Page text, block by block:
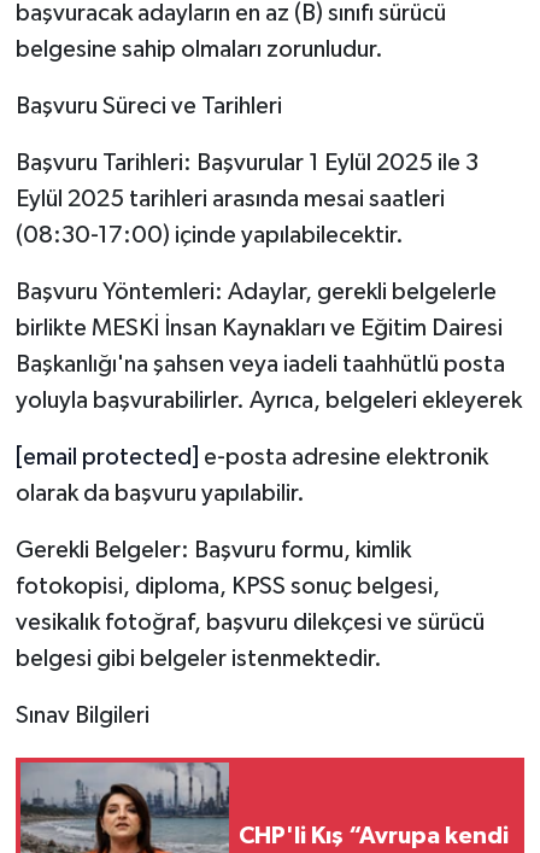
başvuracak adayların en az (B) sınıfı sürücü
belgesine sahip olmaları zorunludur.
Başvuru Süreci ve Tarihleri
Başvuru Tarihleri: Başvurular 1 Eylül 2025 ile 3
Eylül 2025 tarihleri arasında mesai saatleri
(08:30-17:00) içinde yapılabilecektir.
Başvuru Yöntemleri: Adaylar, gerekli belgelerle
birlikte MESKİ İnsan Kaynakları ve Eğitim Dairesi
Başkanlığı'na şahsen veya iadeli taahhütlü posta
yoluyla başvurabilirler. Ayrıca, belgeleri ekleyerek
[email protected]
e-posta adresine elektronik
olarak da başvuru yapılabilir.
Gerekli Belgeler: Başvuru formu, kimlik
fotokopisi, diploma, KPSS sonuç belgesi,
vesikalık fotoğraf, başvuru dilekçesi ve sürücü
belgesi gibi belgeler istenmektedir.
Sınav Bilgileri
CHP'li Kış “Avrupa kendi